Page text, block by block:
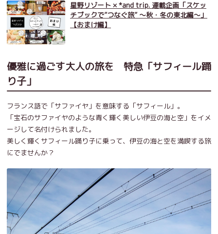
星野リゾート × *and trip. 連載企画「スケッ
チブックで”つなぐ旅” ～秋・冬の東北編～」
【おまけ編】
優雅に過ごす大人の旅を 特急「サフィール踊
り子」
フランス語で「サファイヤ」を意味する「サフィール」。
「宝石のサファイヤのような青く輝く美しい伊豆の海と空」をイメ
ージして名付けられました。
美しく輝くサフィール踊り子に乗って、伊豆の海と空を満喫する旅
にでませんか？